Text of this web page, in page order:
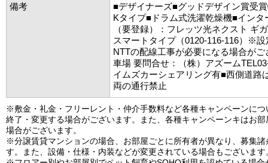
備考
■デザイナーズ■グッドデザイン賞受
Kタイプ■ドラム式洗濯乾燥機■インタ
（要登録）：フレッツ光ネクスト ギ
スマートタイプ（0120-116-116）※
NTTの配線工事が必要になる場合が
車場 要問合せ：（株）アズーム
イムズカーシェアリング有■西側道路
両の通行禁止
※敷金・礼金・フリーレント・仲介手数料など各種キャンペーンにつ
終了・変更する場合がございます。また、各種キャンペーンキはお
場合がございます。
※分譲賃貸マンションの場合、お部屋ごとに所有者が異なり、募集諸
す。また、設備・仕様・内装などが変更されている場合もございます